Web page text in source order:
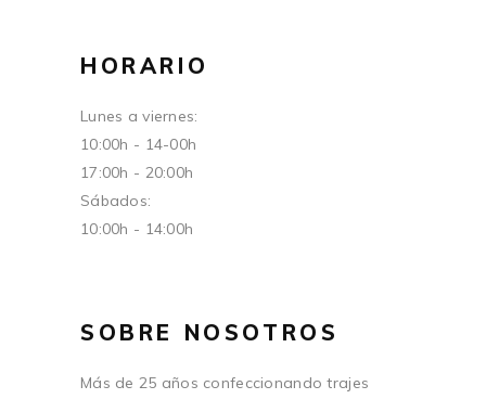
HORARIO
Lunes a viernes:
10:00h - 14-00h
17:00h - 20:00h
Sábados:
10:00h - 14:00h
SOBRE NOSOTROS
Más de 25 años confeccionando trajes